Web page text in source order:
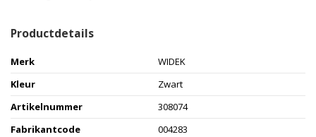
Productdetails
Merk
WIDEK
Kleur
Zwart
Artikelnummer
308074
Fabrikantcode
004283